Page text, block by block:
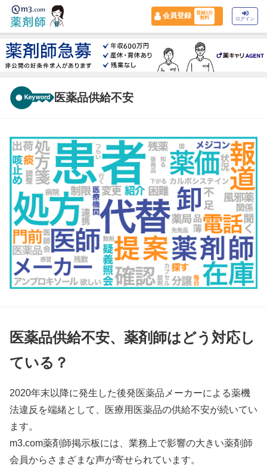
会員登録
登録1分
無料
ログイン
医薬品供給不安
医薬品供給不安、薬剤師はどう対応し
ている？
2020年末以降に発生した後発医薬品メーカーによる薬機
法違反を端緒として、医療用医薬品の供給不安が続いてい
ます。
m3.com薬剤師掲示板には、業務上で影響の大きい薬剤師
会員からさまざまな声が寄せられています。